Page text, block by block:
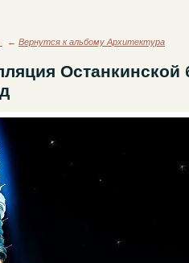
← Вернутся к альбому Архитектура